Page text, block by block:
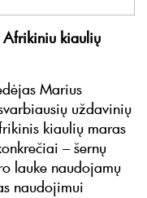
Afrikiniu kiaulių
Marius
uždavinių
kiaulių maras
– šernų
lauke naudojamų
naudojimui